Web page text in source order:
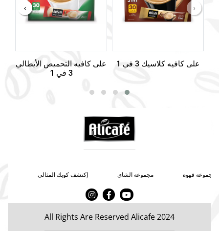
على كافيه كلاسيك 3 في 1
على كافيه التحميص الأيطالي
3 في 1
‹
›
مجموعة قهوة مجموعة الشاي إكتشف كوبك المثالي
All Rights Are Reserved Alicafe 2024